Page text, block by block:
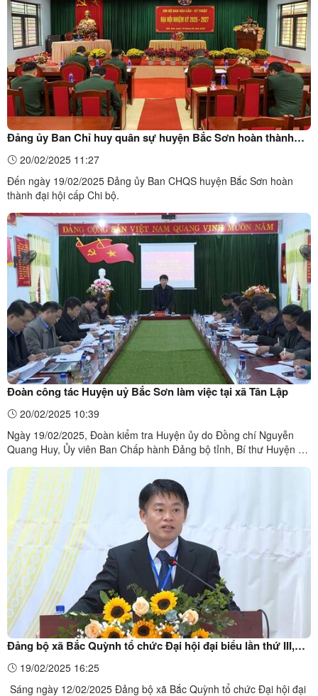
Đảng ủy Ban Chỉ huy quân sự huyện Bắc Sơn hoàn thành
đại hội cấp Chi bộ
20/02/2025 11:27
Đến ngày 19/02/2025 Đảng ủy Ban CHQS huyện Bắc Sơn hoàn
thành đại hội cấp Chi bộ.
Đoàn công tác Huyện uỷ Bắc Sơn làm việc tại xã Tân Lập
20/02/2025 10:39
Ngày 19/02/2025, Đoàn kiểm tra Huyện ủy do Đồng chí Nguyễn
Quang Huy, Ủy viên Ban Chấp hành Đảng bộ tỉnh, Bí thư Huyện ủy
khai các nhiệm vụ phát triển kinh tế - xã hội, bảo đảm quốc phòng,
an ninh, công tác xây dựng Đảng, xây dựng hệ ...
Đảng bộ xã Bắc Quỳnh tổ chức Đại hội đại biểu lần thứ III,
nhiệm kỳ 2025 - 2030
19/02/2025 16:25
Sáng ngày 12/02/2025 Đảng bộ xã Bắc Quỳnh tổ chức Đại hội đại